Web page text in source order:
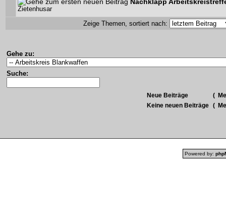
Zietenhusar
Zeige Themen, sortiert nach:
Gehe zu:
Suche:
Neue Beiträge (
Keine neuen Beiträge
(
Powered by: